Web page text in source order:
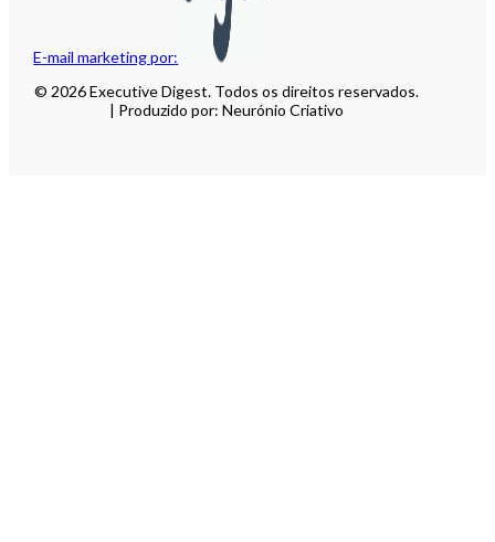
E-mail marketing por:
© 2026 Executive Digest. Todos os direitos reservados.
| Produzido por: Neurónio Criativo